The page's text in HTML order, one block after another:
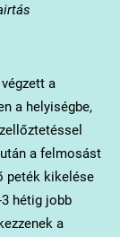
a
a helyiségbe,
a felmosást
peték kikelése
hétig jobb
a